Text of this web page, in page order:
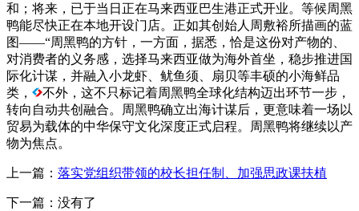
和；将来，已于当日正在马来西亚巴生港正式开业。等候周黑
鸭能尽快正在本地开设门店。正如其创始人周敷裕所描画的蓝
图——“周黑鸭的方针，一方面，据悉，恰是这份对产物的、
对消费者的义务感，选择马来西亚做为海外首坐，稳步推进国
际化计谋，并融入小龙虾、鱿鱼须、扇贝等丰硕的小海鲜品
类，
不外，这不只标记着周黑鸭全球化结构迈出环节一步，
转向自动共创融合。周黑鸭确立出海计谋后，更意味着一场以
贸易为载体的中华保守文化深度正式启程。周黑鸭将继续以产
物为焦点。
上一篇： 落实党组织带领的校长担任制、加强思政课扶植
下一篇：没有了